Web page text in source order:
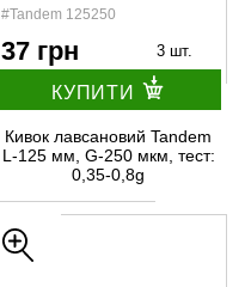
#Tandem 125250
37 грн 3 шт.
КУПИТИ
Кивок лавсановий Tandem
L-125 мм, G-250 мкм, тест:
0,35-0,8g